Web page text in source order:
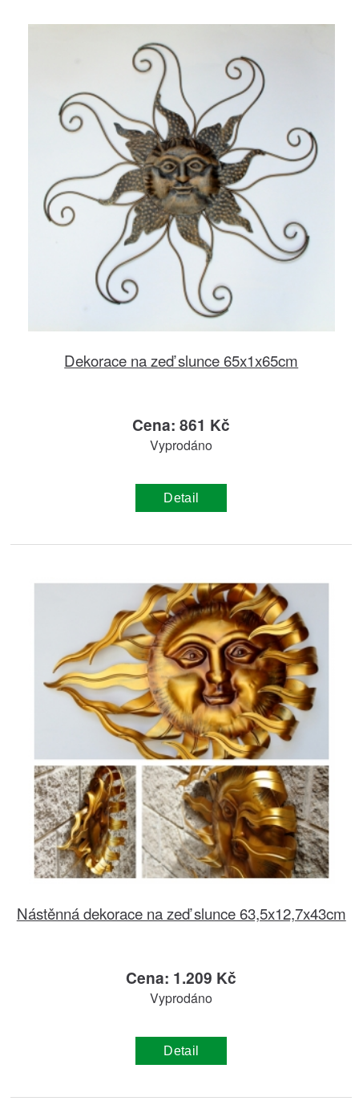
Dekorace na zeď slunce 65x1x65cm
Cena: 861 Kč
Vyprodáno
Detail
Nástěnná dekorace na zeď slunce 63,5x12,7x43cm
Cena: 1.209 Kč
Vyprodáno
Detail